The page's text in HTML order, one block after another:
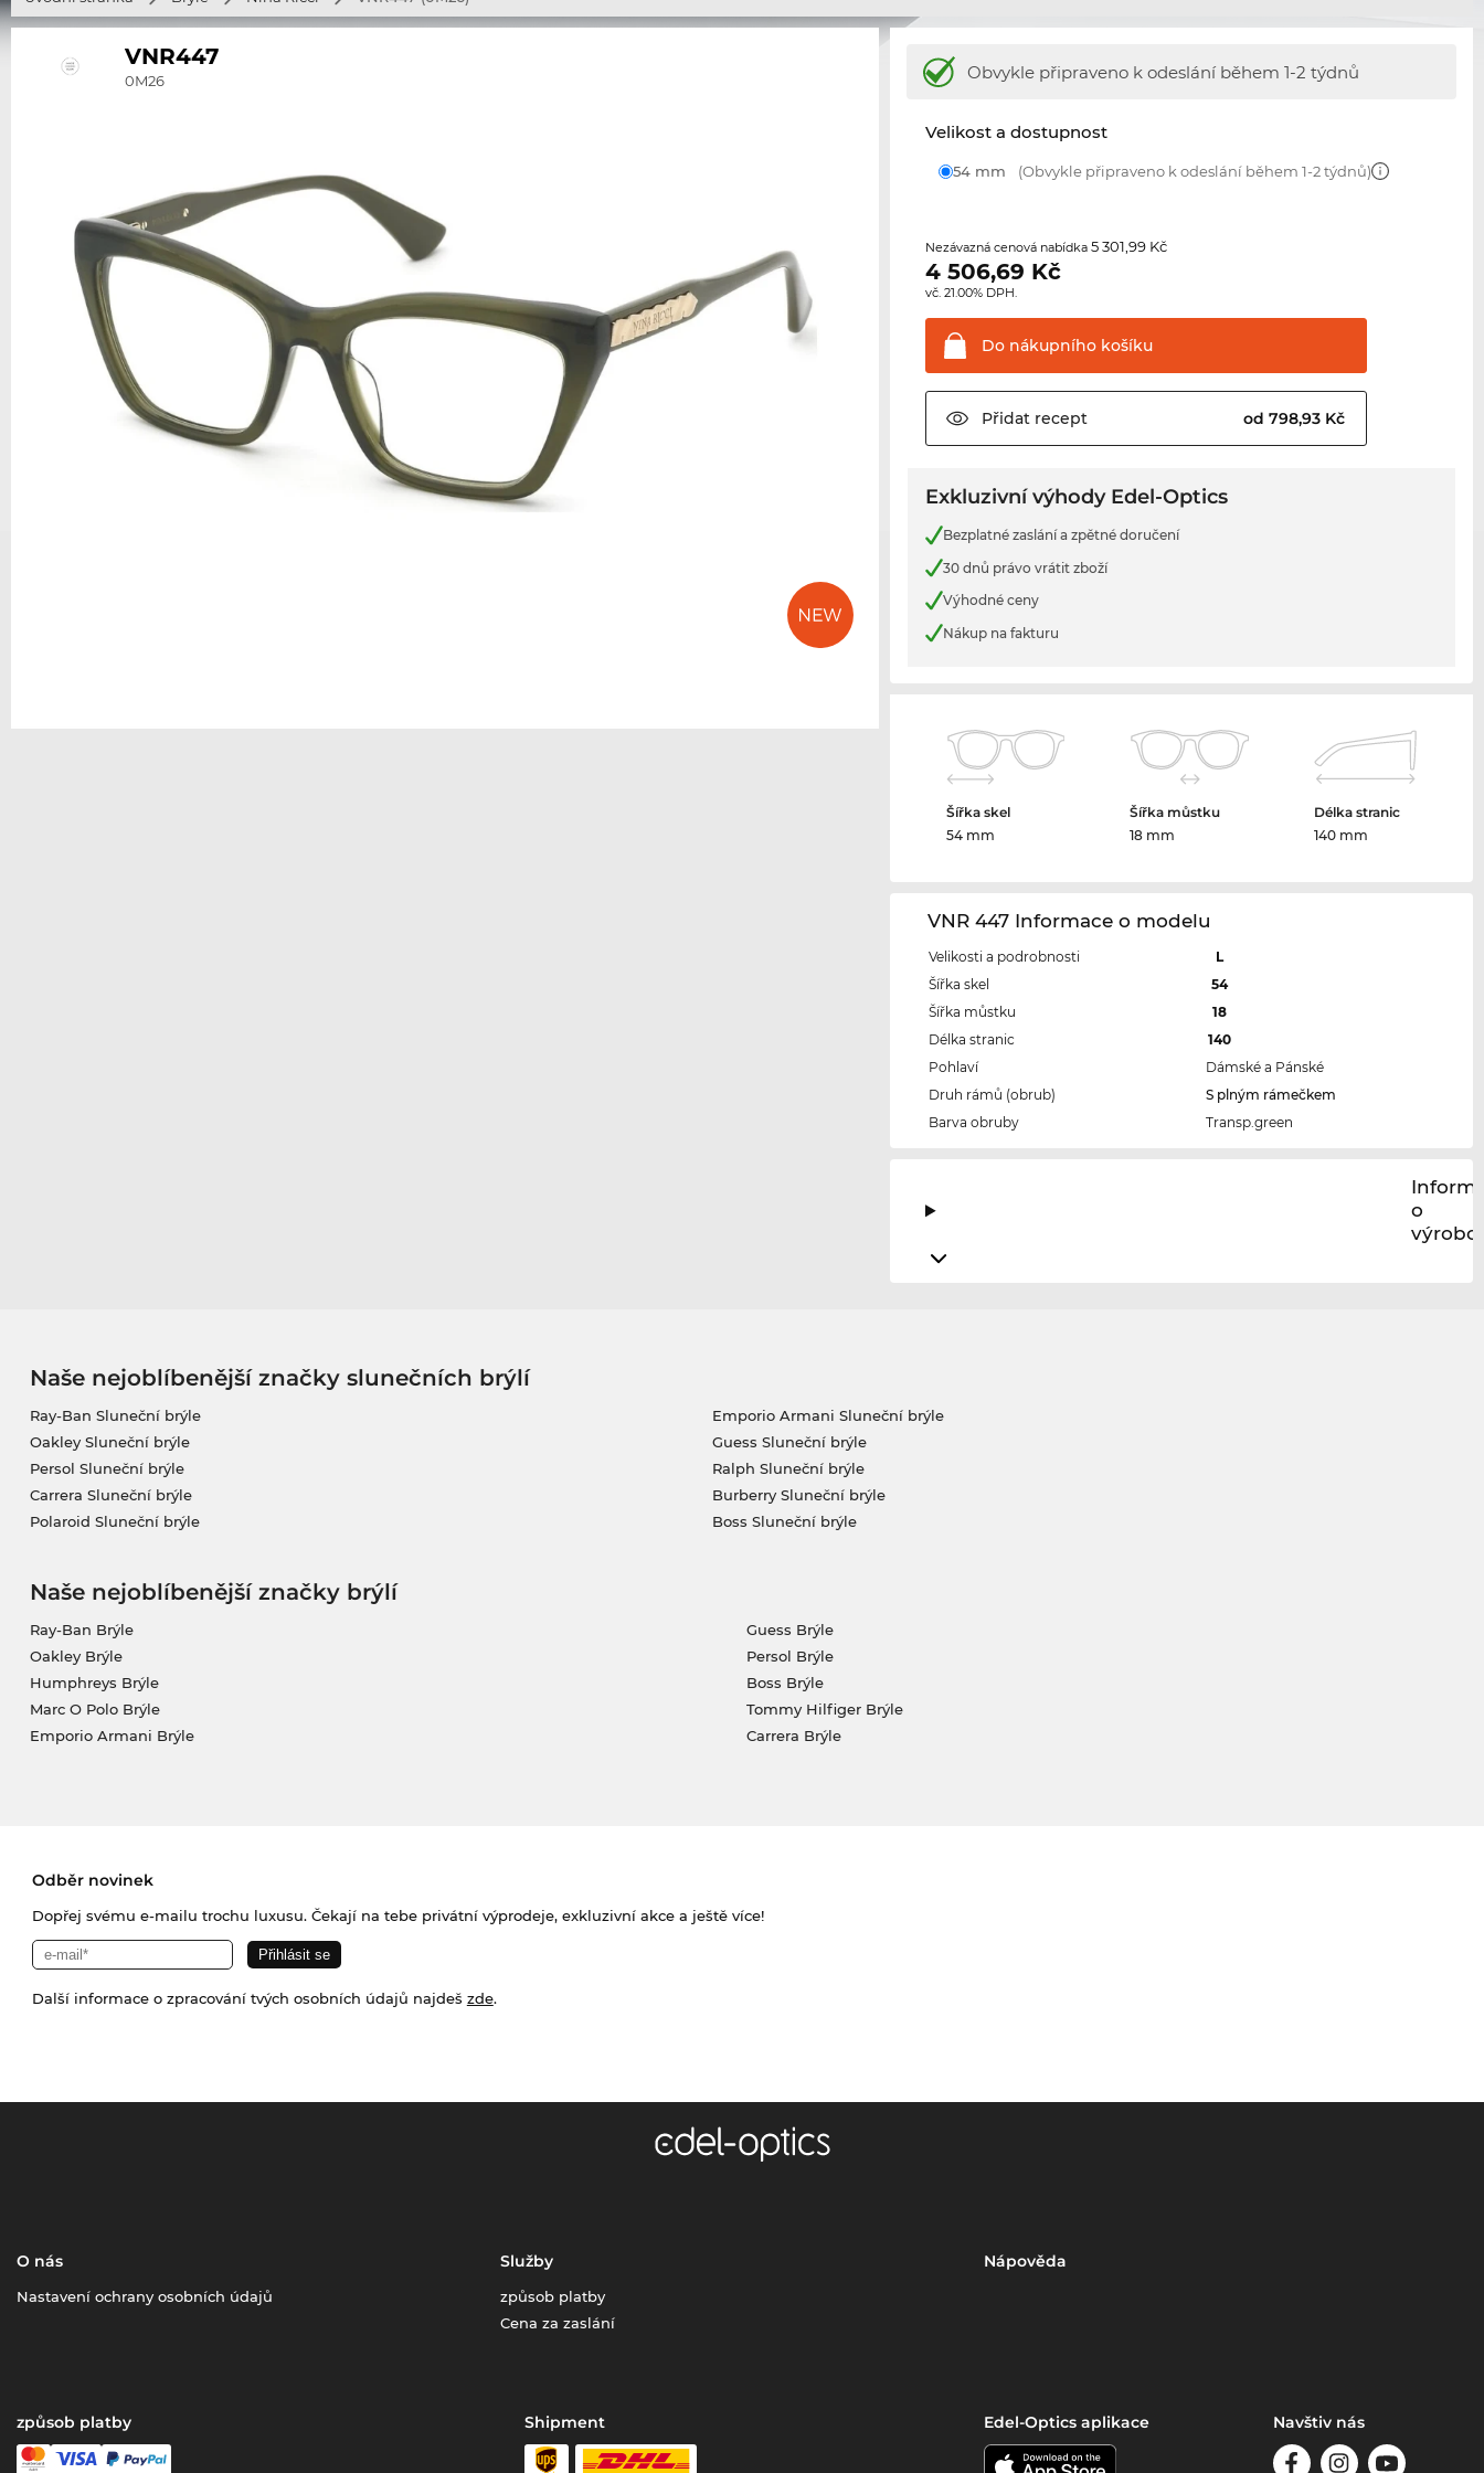
VNR447
0M26 Obvykle připraveno k odeslání během 1-2 týdnů
Velikost a dostupnost
54 mm (Obvykle připraveno k odeslání během 1-2 týdnů)
Nezávazná cenová nabídka5 301,99 Kč
4 506,69 Kč
vč. 21.00% DPH.
Do nákupního košíku
Přidat recept od 798,93 Kč
Exkluzivní výhody Edel-Optics
Bezplatné zaslání a zpětné doručení
30 dnů právo vrátit zboží
Výhodné ceny
Nákup na fakturu
Šířka skel
54 mm
Šířka můstku
18 mm
Délka stranic
140 mm
VNR 447 Informace o modelu
Velikosti a podrobnosti
L
Šířka skel
54
Šířka můstku
18
Délka stranic
140
Pohlaví
Dámské a Pánské
Druh rámů (obrub)
S plným rámečkem
Barva obruby
Transp.green
o
výrobci
Naše nejoblíbenější značky slunečních brýlí
Ray-Ban Sluneční brýle
Oakley Sluneční brýle
Persol Sluneční brýle
Carrera Sluneční brýle
Polaroid Sluneční brýle
Emporio Armani Sluneční brýle
Guess Sluneční brýle
Ralph Sluneční brýle
Burberry Sluneční brýle
Boss Sluneční brýle
Naše nejoblíbenější značky brýlí
Ray-Ban Brýle
Oakley Brýle
Humphreys Brýle
Marc O Polo Brýle
Emporio Armani Brýle
Guess Brýle
Persol Brýle
Boss Brýle
Tommy Hilfiger Brýle
Carrera Brýle
Odběr novinek
Dopřej svému e-mailu trochu luxusu. Čekají na tebe privátní výprodeje, exkluzivní akce a ještě více!
Další informace o zpracování tvých osobních údajů najdeš zde.
O nás
Nastavení ochrany osobních údajů
Služby
způsob platby
Cena za zaslání
Nápověda
způsob platby Shipment Edel-Optics aplikace Navštiv nás